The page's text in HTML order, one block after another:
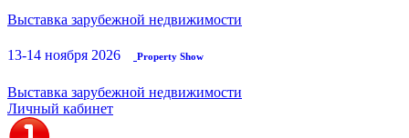
Выставка зарубежной недвижимости
13-14 ноября 2026 Property Show
Выставка зарубежной недвижимости
Личный кабинет